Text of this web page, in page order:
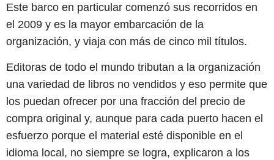
Este barco en particular comenzó sus recorridos en
el 2009 y es la mayor embarcación de la
organización, y viaja con más de cinco mil títulos.
Editoras de todo el mundo tributan a la organización
una variedad de libros no vendidos y eso permite que
los puedan ofrecer por una fracción del precio de
compra original y, aunque para cada puerto hacen el
esfuerzo porque el material esté disponible en el
idioma local, no siempre se logra, explicaron a los